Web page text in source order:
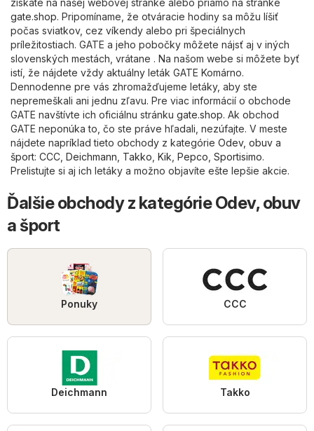
získate na našej webovej stránke alebo priamo na stránke
gate.shop. Pripomíname, že otváracie hodiny sa môžu líšiť
počas sviatkov, cez víkendy alebo pri špeciálnych
príležitostiach. GATE a jeho pobočky môžete nájsť aj v iných
slovenských mestách, vrátane . Na našom webe si môžete byť
istí, že nájdete vždy aktuálny leták GATE Komárno.
Dennodenne pre vás zhromažďujeme letáky, aby ste
nepremeškali ani jednu zľavu. Pre viac informácií o obchode
GATE navštívte ich oficiálnu stránku gate.shop. Ak obchod
GATE neponúka to, čo ste práve hľadali, nezúfajte. V meste
nájdete napríklad tieto obchody z kategórie Odev, obuv a
šport: CCC, Deichmann, Takko, Kik, Pepco, Sportisimo.
Prelistujte si aj ich letáky a možno objavíte ešte lepšie akcie.
Ďalšie obchody z kategórie Odev, obuv
a šport
Ponuky CCC
Deichmann Takko